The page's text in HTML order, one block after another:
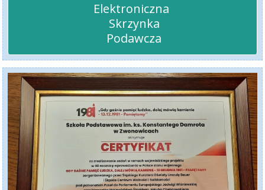
Elektroniczna
Podawcza